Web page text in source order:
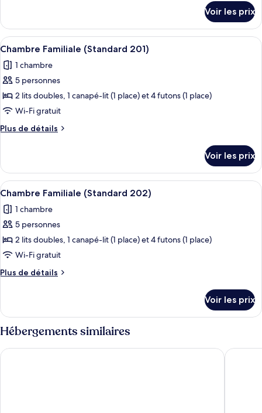
Chambre
Familiale
(Standard
102)
le
type
de
Chambre
Familiale
102)
Voir les prix
Afficher
toutes
les
photos
pour
ce
type
de
Chambre
Familiale
(Standard
201)
Une chambre d’hôtel avec deux lits,
29
Chambre Familiale (Standard 201)
1 chambre
5 personnes
2 lits doubles, 1 canapé-lit (1 place) et 4 futons (1 place)
Wi-Fi gratuit
Plus de détails
Plus
le
type
de
Chambre
Familiale
201)
Voir les prix
Afficher
toutes
les
photos
pour
ce
type
de
Chambre
Familiale
(Standard
202)
Une chambre d’hôtel avec deux lits,
28
Chambre Familiale (Standard 202)
1 chambre
5 personnes
2 lits doubles, 1 canapé-lit (1 place) et 4 futons (1 place)
Wi-Fi gratuit
Plus de détails
Plus
le
type
de
chambre
Chambre
Voir les prix
Hébergements similaires
Victoria Hotel Naha